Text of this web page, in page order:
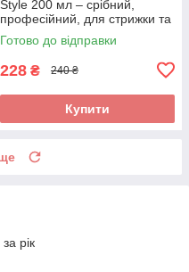
Style 200 мл – срібний,
професійний, для стрижки та
барбершопів. Art.: BSS -200
Готово до відправки
228 ₴ 240 ₴
Купити
рік